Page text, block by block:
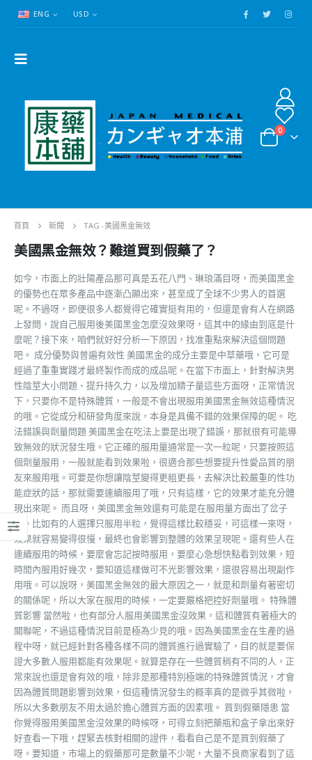
ENG USD
0
首頁 新聞 TAG -美國黑金無效
美國黑金無效？難道買到假藥了？
如今，市面上的壯陽產品那可真是五花八門、琳琅滿目呀，而美國黑金
的優勢也在眾多產品中逐漸凸顯出來，甚至成了全球不少男人的首選
呢。不過呀，即便很多人都覺得它確實挺有用的，但還是會有人在網路
上發問，說自己服用後美國黑金怎麼沒效果呀，這其中的緣由到底是什
麼呢？接下來，咱們就好好分析一下原因，找准重點來解決這個問題
吧。 成分優勢與普遍有效性 美國黑金的成分主要是中草藥哦，它可是
經過了重重實踐才最終製作而成的成品呢。在當下市面上，針對解決男
性陰莖大小問題、提升持久力，以及增加精子量這些方面呀，正常情況
下，只要你不是特殊體質，一般是不會出現服用美國黑金無效這種情況
的哦。它從成分和研發角度來說，本身是具備不錯的效果保障的呢。 吃
法錯誤與劑量問題 美國黑金在吃法上要是出現了錯誤，那就很有可能導
致無效的狀況發生哦。它正確的服用量通常是一次一粒呢，只要按照這
個劑量服用，一般就能看到效果啦，很適合那些想要提升性愛品質的朋
友來服用哦。可要是你想讓陰莖變得更粗更長，去解決比較嚴重的性功
能症狀的話，那就需要連續服用了哦，只有這樣，它的效果才能充分體
現出來呢。 而且呀，美國黑金無效還有可能是在服用量方面出了岔子
哦。比如有的人選擇只服用半粒，覺得這樣比較穩妥，可這樣一來呀，
效果就容易變得很慢，最終也會影響到整體的效果呈現呢。還有些人在
連續服用的時候，要麼會忘記按時服用，要麼心急想快點看到效果，短
時間內服用好幾次，要知道這樣做可不光影響效果，還很容易出現副作
用哦。可以說呀，美國黑金無效的最大原因之一，就是和劑量有著密切
的關係呢，所以大家在服用的時候，一定要嚴格把控好劑量哦。 特殊體
質影響 當然啦，也有部分人服用美國黑金沒效果，這和體質有著極大的
關聯呢，不過這種情況目前是極為少見的哦。因為美國黑金在生產的過
程中呀，就已經針對各種各樣不同的體質進行過實驗了，目的就是要保
證大多數人服用都能有效果呢。就算是存在一些體質稍有不同的人，正
常來說也還是會有效的哦，除非是那種特別極端的特殊體質情況，才會
因為體質問題影響到效果，但這種情況發生的概率真的是微乎其微啦，
所以大多數朋友不用太過於擔心體質方面的因素哦。 買到假藥隱患 當
你覺得服用美國黑金沒效果的時候呀，可得立刻把藥瓶和盒子拿出來好
好查看一下哦，趕緊去核對相關的證件，看看自己是不是買到假藥了
呀。要知道，市場上的假藥那可是數量不少呢，大量不良商家看到了這